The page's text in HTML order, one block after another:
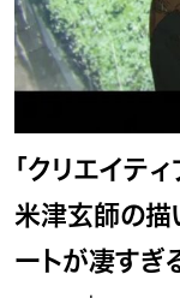
「クリエイテ
米津玄師の描
ートが凄すぎ